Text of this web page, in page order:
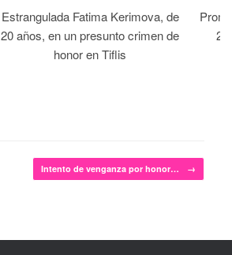
Estrangulada Fatima Kerimova, de
20 años, en un presunto crimen de
honor en Tiflis
22
Intento de venganza por honor… →